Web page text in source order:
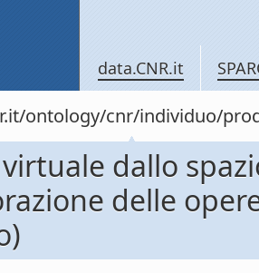
data.CNR.it
ontology/cnr/individuo/
dallo
delle